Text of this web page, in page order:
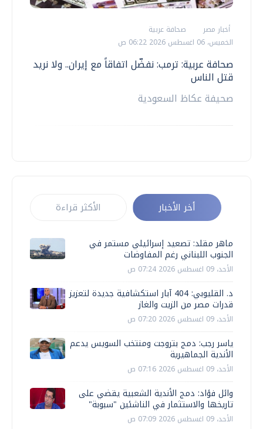
أخبار مصر
صحافة عربية
الخميس، 06 اغسطس 2026 06:22 ص
صحافة عربية: ترمب: نفضّل اتفاقاً مع إيران.. ولا نريد
قتل الناس
صحيفة عكاظ السعودية
أخر الأخبار الأكثر قراءة
ماهر مقلد: تصعيد إسرائيلي مستمر في
الجنوب اللبناني رغم المفاوضات
الأحد، 09 اغسطس 2026 07:24 ص
د. القليوبي: 404 آبار استكشافية جديدة لتعزيز
قدرات مصر من الزيت والغاز
الأحد، 09 اغسطس 2026 07:20 ص
ياسر رجب: دمج بتروجت ومنتخب السويس يدعم
الأندية الجماهيرية
الأحد، 09 اغسطس 2026 07:16 ص
وائل فؤاد: دمج الأندية الشعبية يقضي على
تاريخها والاستثمار في الناشئين "سبوبة"
الأحد، 09 اغسطس 2026 07:09 ص